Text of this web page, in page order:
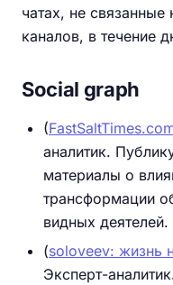
чатах, не
каналов, в течение
Social graph
(
аналитик.
материалы о
трансформации
видных деятелей.
(soloveev: жизнь
Эксперт-